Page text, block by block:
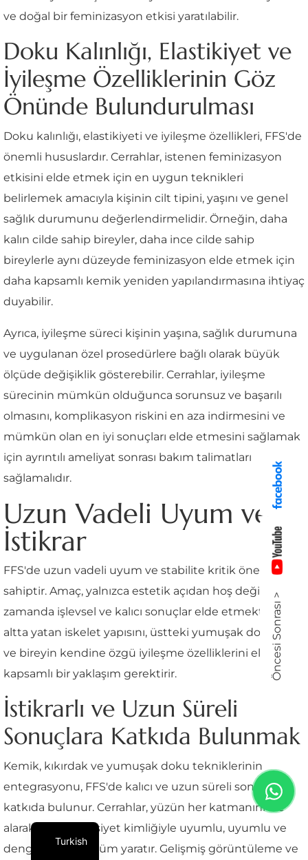
ve doğal bir feminizasyon etkisi yaratılabilir.
Doku Kalınlığı, Elastikiyet ve
İyileşme Özelliklerinin Göz
Önünde Bulundurulması
Doku kalınlığı, elastikiyeti ve iyileşme özellikleri, FFS'de
önemli hususlardır. Cerrahlar, istenen feminizasyon
etkisini elde etmek için en uygun teknikleri
belirlemek amacıyla kişinin cilt tipini, yaşını ve genel
sağlık durumunu değerlendirmelidir. Örneğin, daha
kalın cilde sahip bireyler, daha ince cilde sahip
bireylerle aynı düzeyde feminizasyon elde etmek için
daha kapsamlı kemik yeniden yapılandırmasına ihtiyaç
duyabilir.
Ayrıca, iyileşme süreci kişinin yaşına, sağlık durumuna
ve uygulanan özel prosedürlere bağlı olarak büyük
ölçüde değişiklik gösterebilir. Cerrahlar, iyileşme
sürecinin mümkün olduğunca sorunsuz ve başarılı
olmasını, komplikasyon riskini en aza indirmesini ve
mümkün olan en iyi sonuçları elde etmesini sağlamak
için ayrıntılı ameliyat sonrası bakım talimatları
sağlamalıdır.
Uzun Vadeli Uyum ve
İstikrar
FFS'de uzun vadeli uyum ve stabilite kritik öneme
sahiptir. Amaç, yalnızca estetik açıdan hoş değil, aynı
zamanda işlevsel ve kalıcı sonuçlar elde etmektir. Bu,
altta yatan iskelet yapısını, üstteki yumuşak dokuları
ve bireyin kendine özgü iyileşme özelliklerini ele alan
kapsamlı bir yaklaşım gerektirir.
İstikrarlı ve Uzun Süreli
Sonuçlara Katkıda Bulunmak
Kemik, kıkırdak ve yumuşak doku tekniklerinin
entegrasyonu, FFS'de kalıcı ve uzun süreli sonuçlara
katkıda bulunur. Cerrahlar, yüzün her katmanını ele
alarak, kişinin cinsiyet kimliğiyle uyumlu, uyumlu ve
dengeli bir görünüm yaratır. Gelişmiş görüntüleme ve
Öncesi Sonrası >
Turkish